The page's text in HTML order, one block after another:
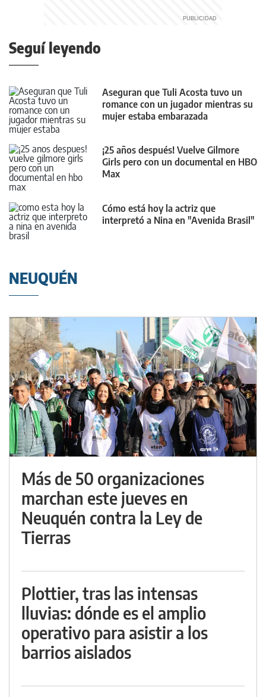
Seguí leyendo
Aseguran que Tuli Acosta tuvo un
romance con un jugador mientras su
mujer estaba embarazada
¡25 años después! Vuelve Gilmore
Girls pero con un documental en HBO
Max
Cómo está hoy la actriz que
interpretó a Nina en "Avenida Brasil"
NEUQUÉN
Más de 50 organizaciones
marchan este jueves en
Neuquén contra la Ley de
Tierras
Plottier, tras las intensas
lluvias: dónde es el amplio
operativo para asistir a los
barrios aislados